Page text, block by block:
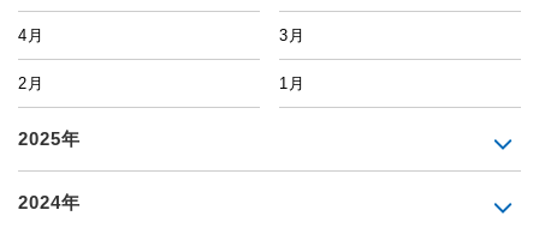
4月 3月
2月 1月
2025年
2024年